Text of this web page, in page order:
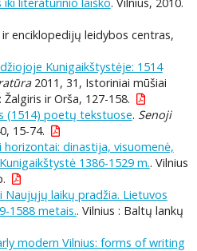
ir enciklopedijų leidybos centras,
Kunigaikštystėje: 1514
2011, 31, Istoriniai mūšiai
ir Orša, 127-158.
(1514) poetų tekstuose. Senoji
15-74.
dinastija, visuomenė,
1386-1529 m.. Vilnius
Naujųjų laikų pradžia. Lietuvos
1588 metais.. Vilnius : Baltų lankų
modern Vilnius: forms of writing